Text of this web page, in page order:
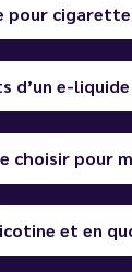
pour
d’un e-liquide
choisir pour
et en